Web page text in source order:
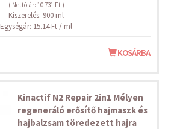
( Nettó ár: 10 731 Ft )
Kiszerelés: 900 ml
Egységár: 15.14 Ft / ml
KOSÁRBA
Kinactif N2 Repair 2in1 Mélyen
regeneráló erősítő hajmaszk és
hajbalzsam töredezett hajra